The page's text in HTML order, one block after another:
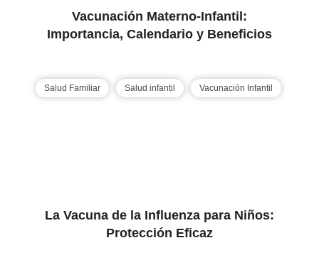
Vacunación Materno-Infantil:
Importancia, Calendario y Beneficios
Salud Familiar Salud infantil Vacunación Infantil
La Vacuna de la Influenza para Niños:
Protección Eficaz